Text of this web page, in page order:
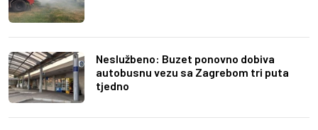
Neslužbeno: Buzet ponovno dobiva
autobusnu vezu sa Zagrebom tri puta
tjedno